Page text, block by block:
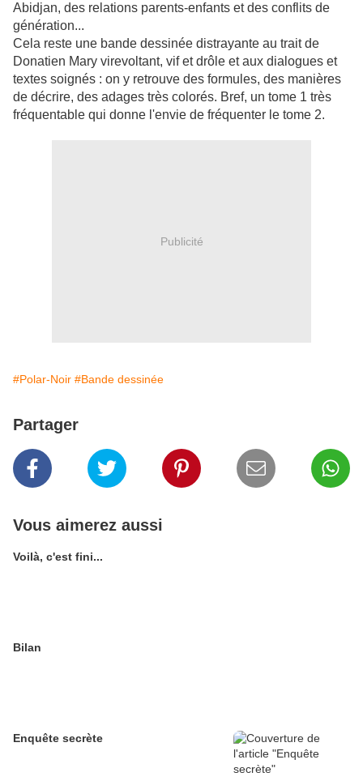
Abidjan, des relations parents-enfants et des conflits de
génération...
Cela reste une bande dessinée distrayante au trait de
Donatien Mary virevoltant, vif et drôle et aux dialogues et
textes soignés : on y retrouve des formules, des manières
de décrire, des adages très colorés. Bref, un tome 1 très
fréquentable qui donne l'envie de fréquenter le tome 2.
Publicité
#Polar-Noir #Bande dessinée
Partager
Vous aimerez aussi
Voilà, c'est fini...
Bilan
Enquête secrète